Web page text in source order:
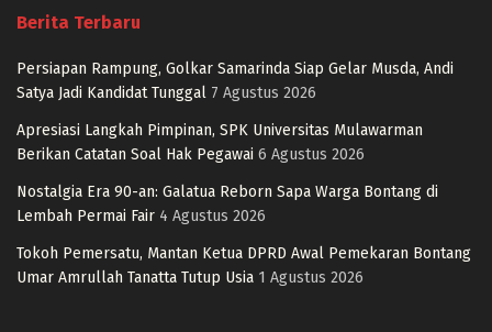
Berita Terbaru
Persiapan Rampung, Golkar Samarinda Siap Gelar Musda, Andi
Satya Jadi Kandidat Tunggal 7 Agustus 2026
Apresiasi Langkah Pimpinan, SPK Universitas Mulawarman
Berikan Catatan Soal Hak Pegawai 6 Agustus 2026
Nostalgia Era 90-an: Galatua Reborn Sapa Warga Bontang di
Lembah Permai Fair 4 Agustus 2026
Tokoh Pemersatu, Mantan Ketua DPRD Awal Pemekaran Bontang
Umar Amrullah Tanatta Tutup Usia 1 Agustus 2026